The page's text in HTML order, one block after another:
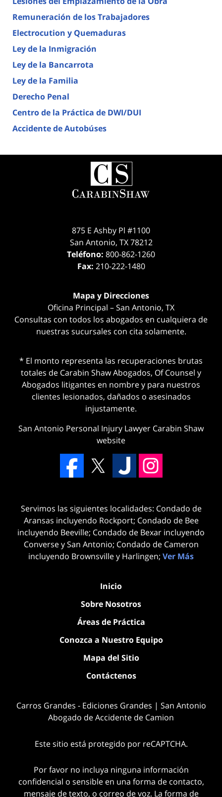
Remuneración de los Trabajadores
Electrocution y Quemaduras
Ley de la Inmigración
Ley de la Bancarrota
Ley de la Familia
Derecho Penal
Centro de la Práctica de DWI/DUI
Accidente de Autobúses
875 E Ashby Pl #1100
San Antonio, TX 78212
Teléfono: 800-862-1260
Fax: 210-222-1480
Mapa y Direcciones
Oficina Principal – San Antonio, TX
Consultas con todos los abogados en cualquiera de
nuestras sucursales con cita solamente.
* El monto representa las recuperaciones brutas
totales de Carabin Shaw Abogados, Of Counsel y
Abogados litigantes en nombre y para nuestros
clientes lesionados, dañados o asesinados
injustamente.
San Antonio Personal Injury Lawyer Carabin Shaw
website
Servimos las siguientes localidades: Condado de
Aransas incluyendo Rockport; Condado de Bee
incluyendo Beeville; Condado de Bexar incluyendo
Converse y San Antonio; Condado de Cameron
incluyendo Brownsville y Harlingen; Ver Más
Inicio
Sobre Nosotros
Áreas de Práctica
Conozca a Nuestro Equipo
Mapa del Sitio
Contáctenos
Carros Grandes - Ediciones Grandes | San Antonio
Abogado de Accidente de Camion
Este sitio está protegido por reCAPTCHA.
Por favor no incluya ninguna información
confidencial o sensible en una forma de contacto,
mensaje de texto, o correo de voz. La forma de